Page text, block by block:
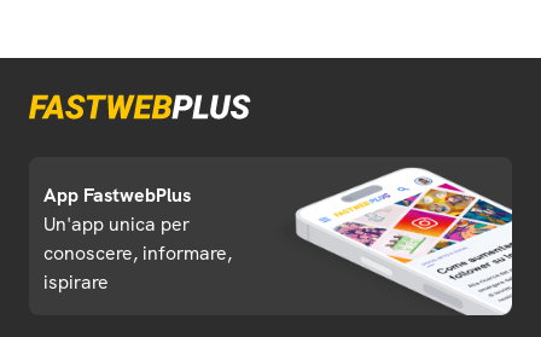
App FastwebPlus
Un'app unica per
conoscere, informare,
ispirare